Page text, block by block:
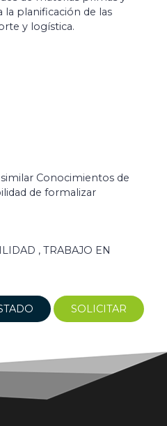
la planificación de las
y logística.
Conocimientos de
de formalizar
, TRABAJO EN
SOLICITAR